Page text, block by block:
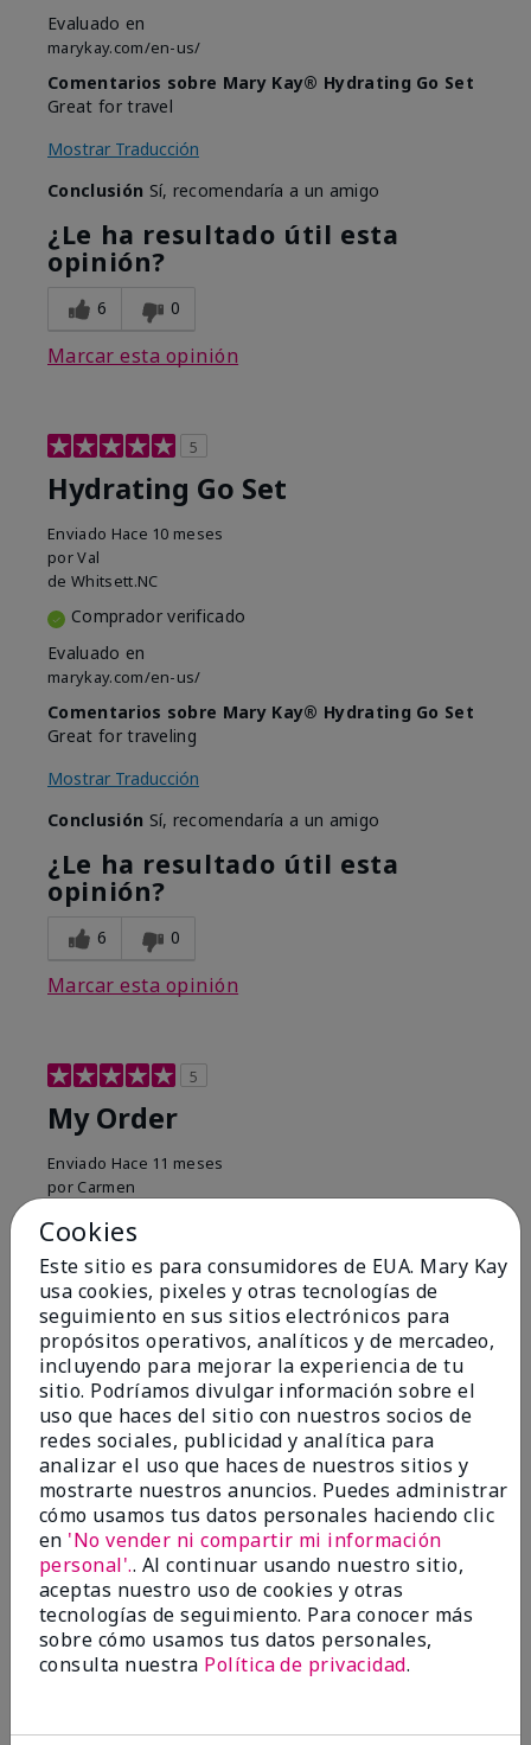
Evaluado en
marykay.com/en-us/
Comentarios sobre Mary Kay® Hydrating Go Set
Great for travel
Mostrar Traducción
Conclusión Sí, recomendaría a un amigo
¿Le ha resultado útil esta
opinión?
6 0
Marcar esta opinión
5
Hydrating Go Set
Enviado Hace 10 meses
porVal
de Whitsett.NC
Comprador verificado
Evaluado en
marykay.com/en-us/
Comentarios sobre Mary Kay® Hydrating Go Set
Great for traveling
Mostrar Traducción
Conclusión Sí, recomendaría a un amigo
¿Le ha resultado útil esta
opinión?
6 0
Marcar esta opinión
5
My Order
Enviado Hace 11 meses
por Carmen
Comprador verificado
Evaluado en
marykay.com/en-us/
Comentarios sobre Mary Kay® Hydrating Go Set
I enjoy using Mary Kay. It is making my skin healthy
and glow.
Mostrar Traducción
Conclusión Sí, recomendaría a un amigo
¿Le ha resultado útil esta
opinión?
7 0
Marcar esta opinión
Cookies
Este sitio es para consumidores de EUA. Mary Kay
usa cookies, pixeles y otras tecnologías de
seguimiento en sus sitios electrónicos para
propósitos operativos, analíticos y de mercadeo,
incluyendo para mejorar la experiencia de tu
sitio. Podríamos divulgar información sobre el
uso que haces del sitio con nuestros socios de
redes sociales, publicidad y analítica para
analizar el uso que haces de nuestros sitios y
mostrarte nuestros anuncios. Puedes administrar
cómo usamos tus datos personales haciendo clic
en 'No vender ni compartir mi información
personal'.. Al continuar usando nuestro sitio,
aceptas nuestro uso de cookies y otras
tecnologías de seguimiento. Para conocer más
sobre cómo usamos tus datos personales,
consulta nuestra Política de privacidad.